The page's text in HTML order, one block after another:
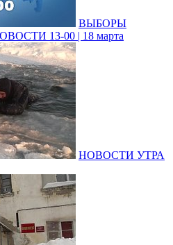
ВЫБОРЫ
13-00 | 18 марта
НОВОСТИ УТРА